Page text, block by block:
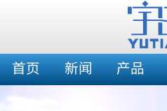
首页 新闻 产品